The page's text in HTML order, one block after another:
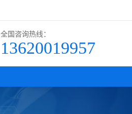
全国咨询热线：
13620019957